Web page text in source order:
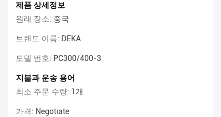
제품 상세정보
원래 장소: 중국
브랜드 이름: DEKA
모델 번호: PC300/400-3
지불과 운송 용어
최소 주문 수량: 1개
가격: Negotiate